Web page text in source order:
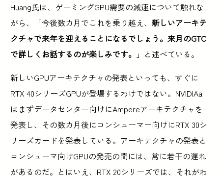
Huang氏は、ゲーミングGPU需要の減速について触れな
がら、「今後数カ月でこれを乗り越え、新しいアーキテ
クチャで来年を迎えることになるでしょう。来月のGTC
で詳しくお話するのが楽しみです。 」と述べている。
新しいGPUアーキテクチャの発表といっても、すぐに
RTX 40シリーズGPUが登場するわけではない。NVIDIAa
はまずデータセンター向けにAmpereアーキテクチャを
発表し、その数カ月後にコンシューマー向けにRTX 30シ
リーズカードを発表している。アーキテクチャの発表と
コンシューマ向けGPUの発売の間には、常に若干の遅れ
があるのだ。とはいえ、RTX 20シリーズでは、それがわ